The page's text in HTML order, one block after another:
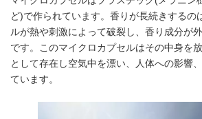
ど)で作られています。香りが長続きするの
ルが熱や刺激によって破裂し、香り成分が
です。このマイクロカプセルはその中身を
として存在し空気中を漂い、人体への影響
ています。